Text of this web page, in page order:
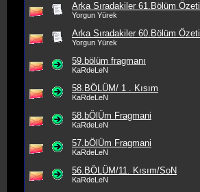
Arka Sıradakiler 61.Bölüm Özeti
Yorgun Yürek
Arka Sıradakiler 60.Bölüm Özeti
Yorgun Yürek
59.bölüm fragmanı
KaRdeLeN
58.BÖLÜM/ 1 . Kısım
KaRdeLeN
58.bÖlÜm Fragmani
KaRdeLeN
57.bÖlÜm Fragmani
KaRdeLeN
56.BÖLÜM/11. Kısım/SoN
KaRdeLeN